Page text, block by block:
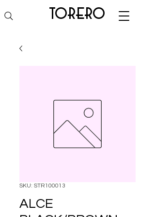
torero
SKU: STR100013
ALCE